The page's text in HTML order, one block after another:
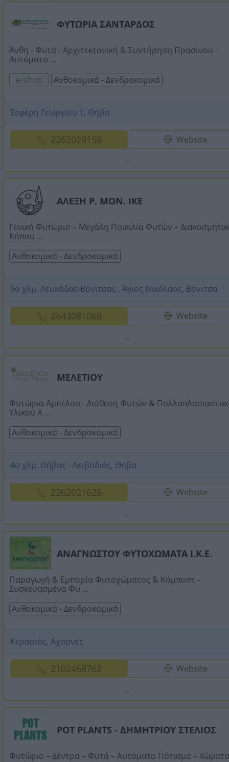
ΦΥΤΩΡΙΑ ΣΑΝΤΑΡΔΟΣ
Άνθη - Φυτά - Αρχιτεκτονική & Συντήρηση Πρασίνου -
Αυτόματο ...
e-shop
Ανθοκομικά - Δενδροκομικά
Σεφέρη Γεωργίου 1, Θήβα
2262029158 Website
ΑΛΕΞΗ Ρ. ΜΟΝ. ΙΚΕ
Γενικό Φυτώριο – Μεγάλη Ποικιλία Φυτών –
Κήπου ...
Ανθοκομικά - Δενδροκομικά
9ο χλμ. Λευκάδας-Βόνιτσας , Άγιος Νικόλαος, Βόνιτσα
2643081068 Website
ΜΕΛΕΤΙΟΥ
Φυτώρια Αμπέλου - Διάθεση Φυτών &
Υλικού Α ...
Ανθοκομικά - Δενδροκομικά
4ο χλμ. Θήβας - Λειβαδιάς, Θήβα
2262021626 Website
ΑΝΑΓΝΩΣΤΟΥ ΦΥΤΟΧΩΜΑΤΑ Ι.Κ.Ε.
Παραγωγή & Εμπορία Φυτοχώματος & Κόμποστ -
Συσκευασμένα Φυ ...
Ανθοκομικά - Δενδροκομικά
Κερασιάς, Αχαρνές
2102468762 Website
POT PLANTS - ΔΗΜΗΤΡΙΟΥ ΣΤΕΛΙΟΣ
Φυτώριο – Δέντρα – Φυτά – Αυτόματο Πότισμα –